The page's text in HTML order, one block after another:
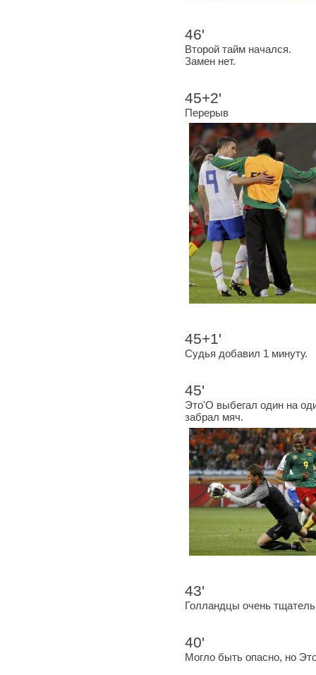
46'
Второй тайм начался.
Замен нет.
45+2'
Перерыв
45+1'
Судья добавил 1 минуту.
45'
Это'О выбегал один на
забрал мяч.
43'
Голландцы очень
40'
Могло быть опасно, но